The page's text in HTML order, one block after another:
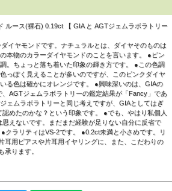
ルース(裸石) 0.19ct 【 GIA と AGTジェムラボラトリー
イヤモンドです。ナチュラルとは、ダイヤそのものは
本物のカラーダイヤモンドのことを言います。 ●ピン
。ちょっと落ち着いた印象の輝き方です。 ●この色調
っぽく見えることが多いのですが、このピンクダイヤ
る色は確かにオレンジです。 ●興味深いのは、GIAの
AGTジェムラボラトリーの鑑定結果が「Fancy」であ
ェムラボラトリーと同じ考えですが、GIAとしてはぎ
めたのかな？という印象です。 ●でも、やはり私個人
えないです。まだまだ経験が足りない自分に反省で
クラリティはVS-2です。 ●0.2ct未満と小さめです。リ
耳用ピアスや片耳用イヤリングに、また、こだわりの
承ります。